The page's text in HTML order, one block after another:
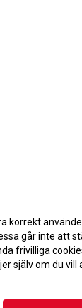
korrekt
går inte att
frivilliga
själv om du vill